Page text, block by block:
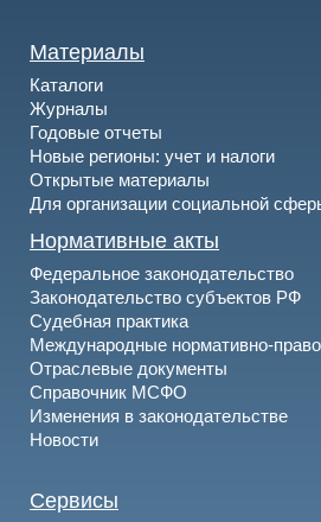
Материалы
Каталоги
Журналы
Годовые отчеты
Новые регионы: учет и налоги
Открытые материалы
Для организации социальной
Нормативные акты
Федеральное законодательство
Законодательство субъектов РФ
Судебная практика
Международные нормативно-
Отраслевые документы
Справочник МСФО
Изменения в законодательстве
Новости
Сервисы